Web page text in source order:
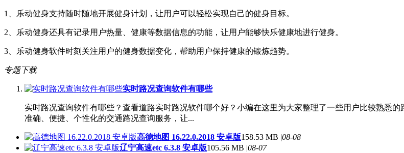
1、乐动健身支持随时随地开展健身计划，让用户可以轻松实现自己的健身目标。
2、乐动健身还具有记录用户热量、健康等数据信息的功能，让用户能够快乐健康地进行健身。
3、乐动健身软件时刻关注用户的健身数据变化，帮助用户保持健康的锻炼趋势。
专题下载
实时路况查询软件有哪些
实时路况查询软件有哪些？查看道路实时路况软件哪个好？小编在这里为大家整理了一些用户比较熟悉
准确、便捷、个性化的交通路况查询服务，让...
高德地图 16.22.0.2018 安卓版158.53 MB |08-08
辽宁高速etc 6.3.8 安卓版105.56 MB |08-07